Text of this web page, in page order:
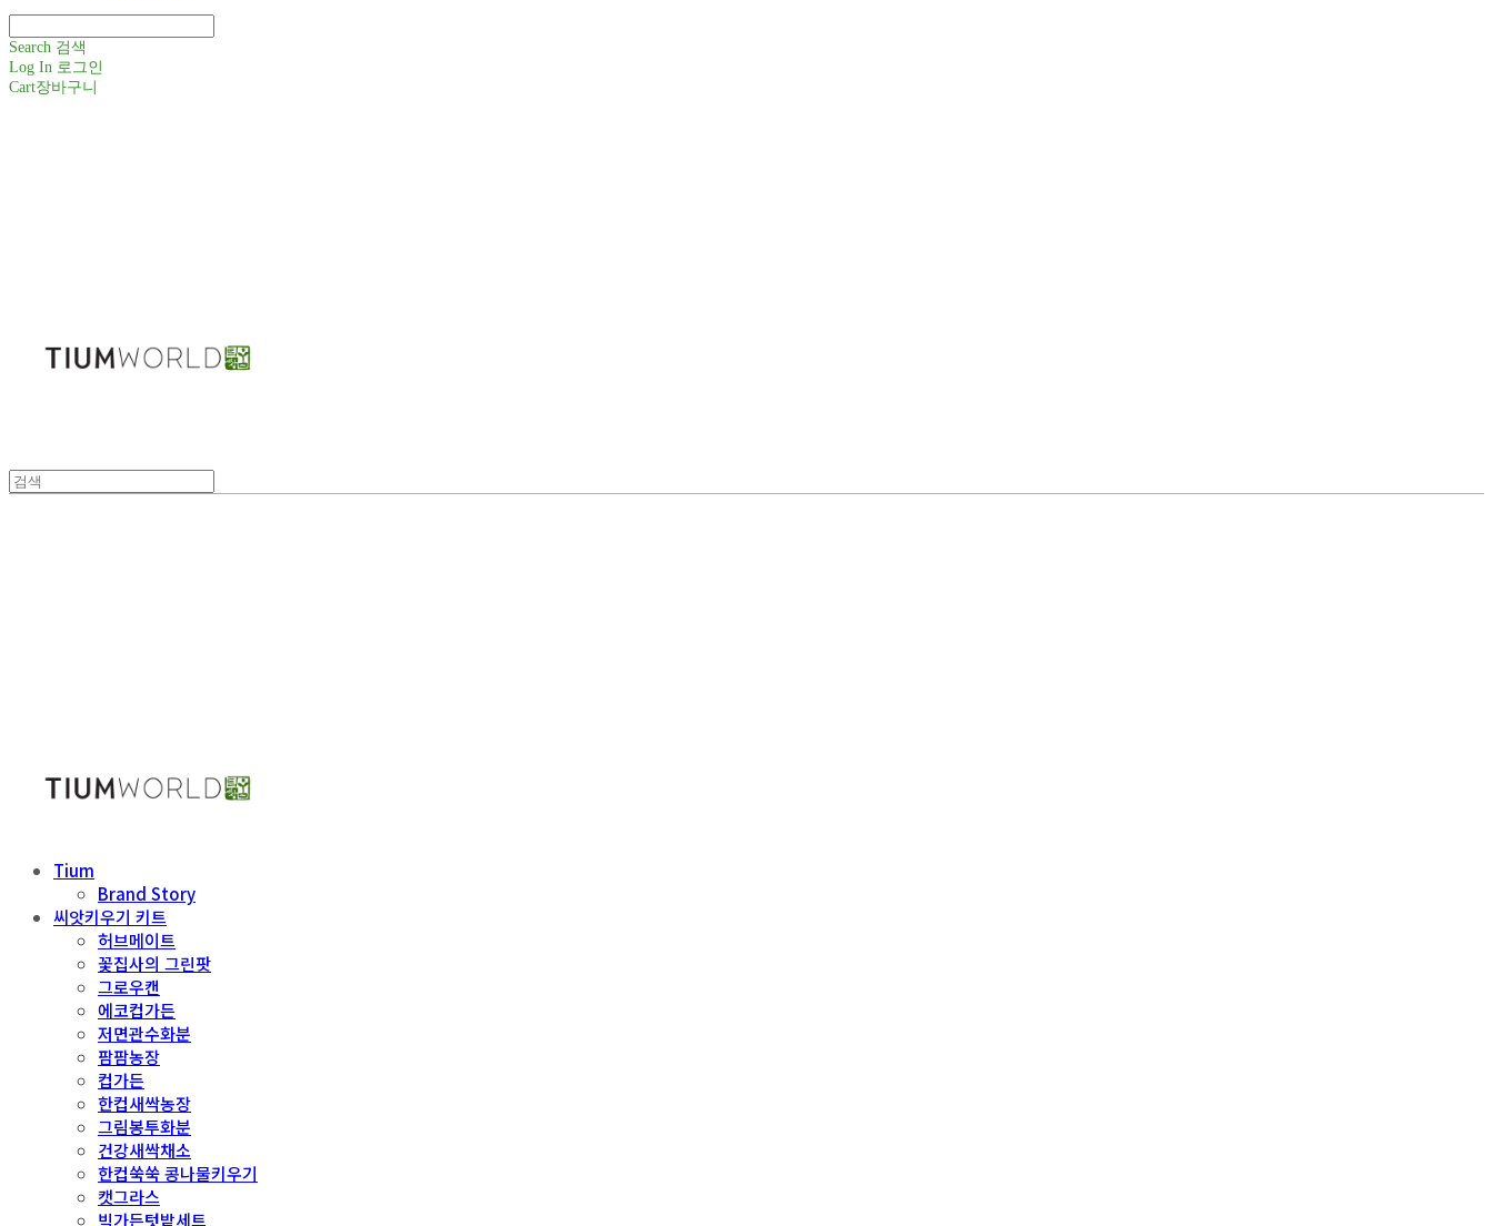
Search 검색
Log In 로그인
Cart장바구니
Tium
Brand Story
씨앗키우기 키트
허브메이트
꽃집사의 그린팟
그로우캔
에코컵가든
저면관수화분
팜팜농장
컵가든
한컵새싹농장
그림봉투화분
건강새싹채소
한컵쑥쑥 콩나물키우기
캣그라스
빅가든텃밭세트